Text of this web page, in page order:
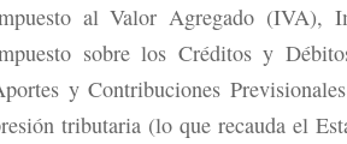
al Valor Agregado (IVA),
sobre los Créditos y
y Contribuciones
tributaria (lo que recauda el